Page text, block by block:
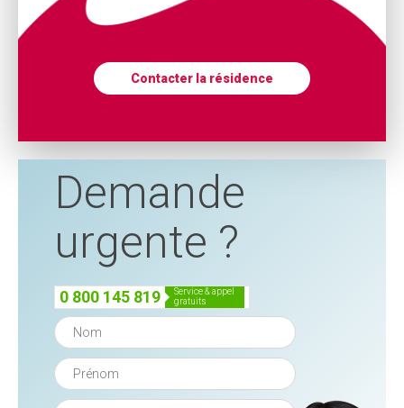
Contacter la résidence
Demande
urgente ?
0 800 145 819
service & appel
gratuits